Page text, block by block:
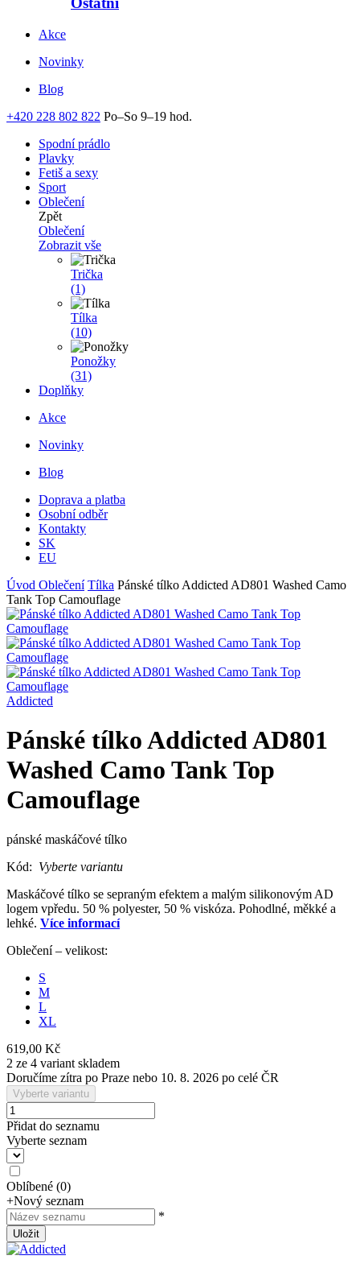
Akce
Novinky
Blog
+420 228 802 822 Po–So 9–19 hod.
Spodní prádlo
Plavky
Fetiš a sexy
Sport
Oblečení
Zpět
Oblečení
Zobrazit vše
Trička
(1)
Tílka
(10)
Ponožky
(31)
Doplňky
Akce
Novinky
Blog
Doprava a platba
Osobní odběr
Kontakty
SK
EU
Úvod Oblečení Tílka Pánské tílko Addicted AD801 Washed Camo
Tank Top Camouflage
Addicted
Pánské tílko Addicted AD801
Washed Camo Tank Top
Camouflage
pánské maskáčové tílko
Kód: Vyberte variantu
Maskáčové tílko se sepraným efektem a malým silikonovým AD
logem vpředu. 50 % polyester, 50 % viskóza. Pohodlné, měkké a
lehké. Více informací
Oblečení – velikost:
S
M
L
XL
619,00 Kč
2 ze 4 variant skladem
Doručíme zítra po Praze nebo 10. 8. 2026 po celé ČR
Vyberte variantu
Přidat do seznamu
Vyberte seznam
Oblíbené (0)
+Nový seznam
*
Uložit